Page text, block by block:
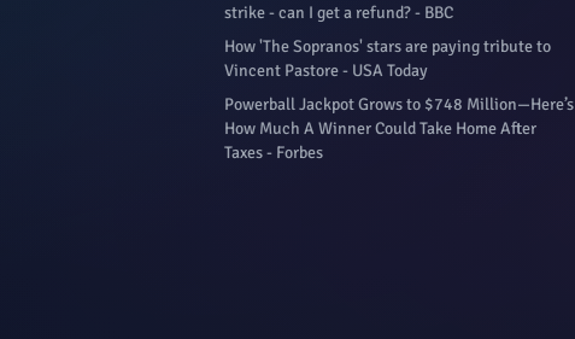
strike - can I get a refund? - BBC
How 'The Sopranos' stars are paying tribute to
Vincent Pastore - USA Today
Powerball Jackpot Grows to $748 Million—Here’s
How Much A Winner Could Take Home After
Taxes - Forbes